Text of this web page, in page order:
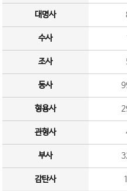
대명사
수사
조사
동사
형용사
관형사
부사
감탄사